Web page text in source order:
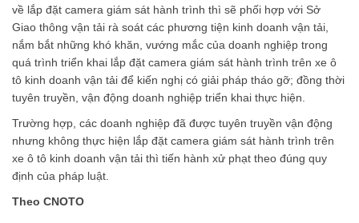
về lắp đặt camera giám sát hành trình thì sẽ phối hợp với Sở
Giao thông vận tải rà soát các phương tiện kinh doanh vận tải,
nắm bắt những khó khăn, vướng mắc của doanh nghiệp trong
quá trình triển khai lắp đặt camera giám sát hành trình trên xe ô
tô kinh doanh vận tải để kiến nghị có giải pháp tháo gỡ; đồng thời
tuyên truyền, vận động doanh nghiệp triển khai thực hiện.
Trường hợp, các doanh nghiệp đã được tuyên truyền vận động
nhưng không thực hiện lắp đặt camera giám sát hành trình trên
xe ô tô kinh doanh vận tải thì tiến hành xử phạt theo đúng quy
định của pháp luật.
Theo CNOTO